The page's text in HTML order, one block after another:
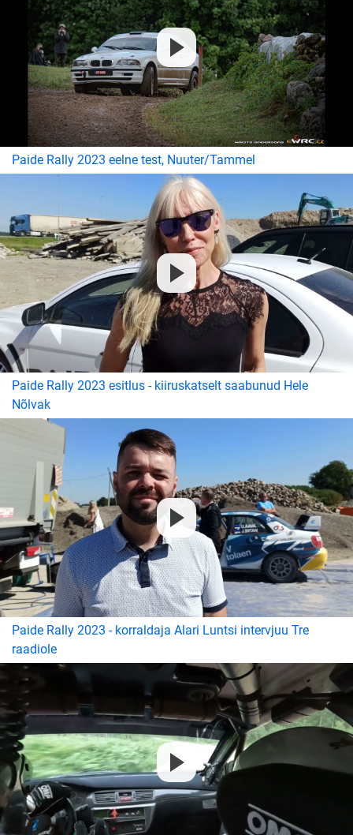
Paide Rally 2023 eelne test, Nuuter/Tammel
Paide Rally 2023 esitlus - kiiruskatselt saabunud Hele
Nõlvak
Paide Rally 2023 - korraldaja Alari Luntsi intervjuu Tre
raadiole